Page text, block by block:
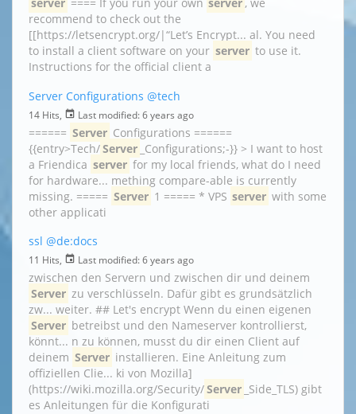
recommend to check out the
[[https://letsencrypt.org/|“Let’s Encrypt... al. You need
to install a client software on your server to use it.
Instructions for the official client a
Server Configurations @tech
14 Hits, Last modified: 6 years ago
====== Server Configurations ======
{{entry>Tech/Server _Configurations;-}} > I want to host
a Friendica server for my local friends, what do I need
for hardware... mething compare-able is currently
missing. ===== Server 1 ===== * VPS server with some
other applicati
ssl @de:docs
11 Hits, Last modified: 6 years ago
zwischen den Servern und zwischen dir und deinem
Server zu verschlüsseln. Dafür gibt es grundsätzlich
zw... weiter. ## Let's encrypt Wenn du einen eigenen
Server betreibst und den Nameserver kontrollierst,
könnt... n zu können, musst du dir einen Client auf
deinem Server installieren. Eine Anleitung zum
offiziellen Clie... ki von Mozilla]
(https://wiki.mozilla.org/Security/Server _Side_TLS) gibt
es Anleitungen für die Konfigurati